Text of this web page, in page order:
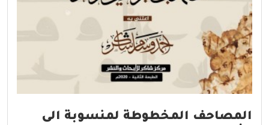
المصاحف المخطوطة لمنسوبة الى